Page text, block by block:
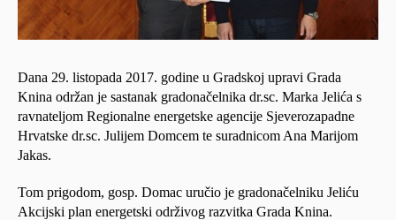
Dana 29. listopada 2017. godine u Gradskoj upravi Grada
Knina održan je sastanak gradonačelnika dr.sc. Marka Jelića s
ravnateljom Regionalne energetske agencije Sjeverozapadne
Hrvatske dr.sc. Julijem Domcem te suradnicom Ana Marijom
Jakas.
Tom prigodom, gosp. Domac uručio je gradonačelniku Jeliću
Akcijski plan energetski održivog razvitka Grada Knina.